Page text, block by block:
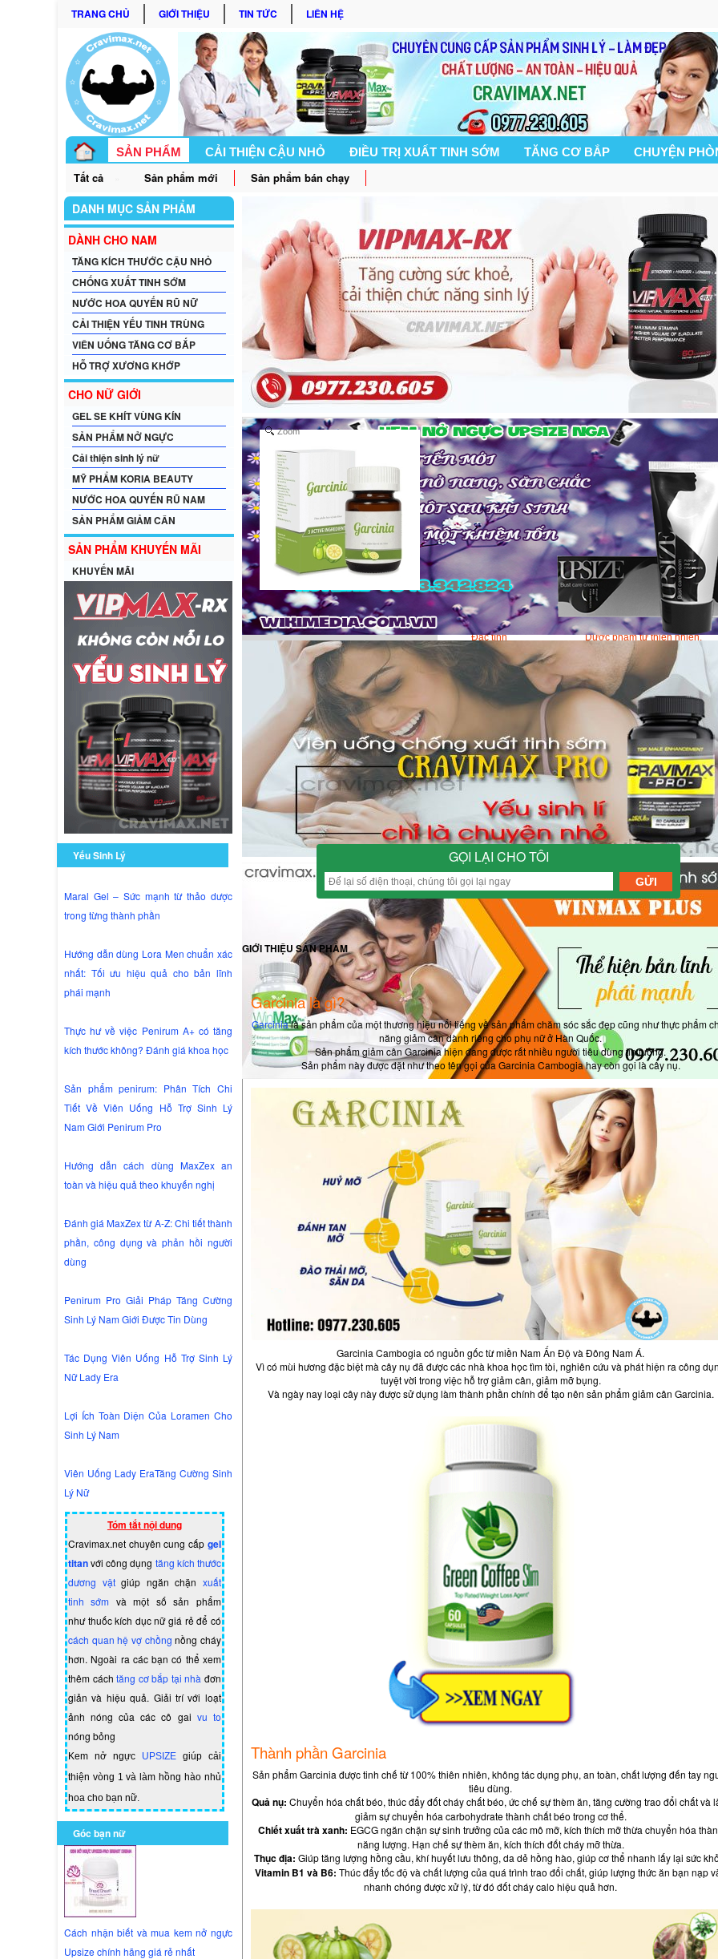
TRANG CHỦ GIỚI THIỆU TIN TỨC LIÊN HỆ
SẢN PHẨM CẢI THIỆN CẬU NHỎ ĐIỀU TRỊ XUẤT TINH SỚM TĂNG CƠ BẮP CHUYỆN
GÓC BẠN NỮ
Tất cả Sản phẩm mới Sản phẩm bán chạy
DANH MỤC SẢN PHẨM
DÀNH CHO NAM
TĂNG KÍCH THƯỚC CẬU NHỎ
CHỐNG XUẤT TINH SỚM
NƯỚC HOA QUYẾN RŨ NỮ
CẢI THIỆN YẾU TINH TRÙNG
VIÊN UỐNG TĂNG CƠ BẮP
HỖ TRỢ XƯƠNG KHỚP
CHO NỮ GIỚI
GEL SE KHÍT VÙNG KÍN
SẢN PHẨM NỞ NGỰC
Cải thiện sinh lý nữ
MỸ PHẨM KORIA BEAUTY
NƯỚC HOA QUYẾN RŨ NAM
SẢN PHẨM GIẢM CÂN
SẢN PHẨM KHUYẾN MÃI
KHUYẾN MÃI
Yếu Sinh Lý
Maral Gel – Sức mạnh từ thảo dược
trong từng thành phần
Hướng dẫn dùng Lora Men chuẩn xác
nhất: Tối ưu hiệu quả cho bản lĩnh
phái mạnh
Thực hư về việc Penirum A+ có tăng
kích thước không? Đánh giá khoa học
Sản phẩm penirum: Phân Tích Chi
Tiết Về Viên Uống Hỗ Trợ Sinh Lý
Nam Giới Penirum Pro
Hướng dẫn cách dùng MaxZex an
toàn và hiệu quả theo khuyến nghị
Đánh giá MaxZex từ A-Z: Chi tiết thành
phần, công dụng và phản hồi người
dùng
Penirum Pro Giải Pháp Tăng Cường
Sinh Lý Nam Giới Được Tin Dùng
Tác Dụng Viên Uống Hỗ Trợ Sinh Lý
Nữ Lady Era
Lợi Ích Toàn Diện Của Loramen Cho
Sinh Lý Nam
Viên Uống Lady EraTăng Cường Sinh
Lý Nữ
Tóm tắt nội dung
Cravimax.net chuyên cung cấp gel
titanvới công dụng tăng kích thước
dương vậtgiúp ngăn chặn xuất
tinh sớm và một số sản phẩm
nhưthuốc kích dục nữ giá rẻđể có
cách quan hệ vợ chồng nồng cháy
hơn. Ngoài ra các bạn có thể xem
thêm cáchtăng cơ bắp tại nhà đơn
giản và hiệu quả. Giải trí với loạt
ảnh nóng của các cô gai vu to
nóng bỏng
Kem nở ngực UPSIZEgiúp cải
thiện vòng 1 và làm hồng hào nhủ
hoa cho bạn nữ.
Góc bạn nữ
Cách nhận biết và mua kem nở ngực
Upsize chính hãng giá rẻ nhất
Zoom
649.000đ
1.580.000đ
Tình
Còn hàng
lượng:
Garcinia - Viên uống giảm cân
Sản phẩm giảm cân Garcinia
Chức năng
Đốt cháy mỡ tự nhiên
Giảm đói, cung cấp năng
Bụng thon gọn rắn chắc
Giảm cân hiệu quả
Thành phần
Thục địa, chiết xuất trà xanh,
Viamin B1-B6, Quả Nụ
Sử dụng
Uống trực tiếp
Bảo quản
Nơi khô ráo tránh ánh nắng
tiếp
Đặc tính
Dược phẩm từ thiên nhiên.
Hạn sử dụng
Xem trên bao bì sản phẩm
GỌI LẠI CHO TÔI
GIỚI THIỆU SẢN PHẨM
GIỚI THIỆU
Garcinia là gì?
Garcinialà sản phẩm của một thương hiệu nổi tiếng về sản phẩm chăm sóc sắc đẹp cũng như thực phẩm
năng giảm cân dành riêng cho phụ nữ ở Hàn Quốc.
Sản phẩm giảm cân Garcinia hiện đang được rất nhiều người tiêu dùng tin tưởng.
Sản phẩm này được đặt như theo tên gọi của Garcinia Cambogia hay còn gọi là cây nụ.
Garcinia Cambogia có nguồn gốc từ miền Nam Ấn Độ và Đông Nam Á.
Vì có mùi hương đặc biệt mà cây nụ đã được các nhà khoa học tìm tòi, nghiên cứu và phát hiện ra công
tuyệt vời trong việc hỗ trợ giảm cân, giảm mỡ bụng.
Và ngày nay loại cây này được sử dụng làm thành phần chính để tạo nên sản phẩm giảm cân Garcinia.
Thành phần Garcinia
Sản phẩm Garcinia được tinh chế từ 100% thiên nhiên, không tác dụng phụ, an toàn, chất lượng đến tay
tiêu dùng.
Quả nụ: Chuyển hóa chất béo, thúc đẩy đốt cháy chất béo, ức chế sự thèm ăn, tăng cường trao đổi chất và
giảm sự chuyển hóa carbohydrate thành chất béo trong cơ thể.
Chiết xuất trà xanh: EGCG ngăn chặn sự sinh trưởng của các mô mỡ, kích thích mỡ thừa chuyển hóa
năng lượng. Hạn chế sự thèm ăn, kích thích đốt cháy mỡ thừa.
Thục địa: Giúp tăng lượng hồng cầu, khí huyết lưu thông, da dẻ hồng hào, giúp cơ thể nhanh lấy lại sức
Vitamin B1 và B6: Thúc đẩy tốc độ và chất lượng của quá trình trao đổi chất, giúp lượng thức ăn bạn nạp
nhanh chóng được xử lý, từ đó đốt cháy calo hiệu quả hơn.